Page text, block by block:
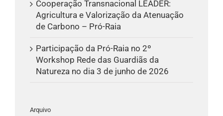
Cooperação Transnacional LEADER:
Agricultura e Valorização da Atenuação
de Carbono – Pró-Raia
Participação da Pró-Raia no 2º
Workshop Rede das Guardiãs da
Natureza no dia 3 de junho de 2026
Arquivo